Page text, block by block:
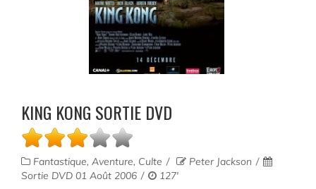
KING KONG SORTIE DVD
Fantastique, Aventure, Culte
Peter Jackson
Sortie DVD 01 Août 2006
127'